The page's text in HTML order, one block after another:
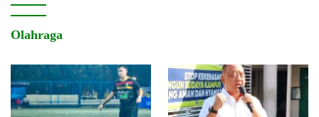
Olahraga